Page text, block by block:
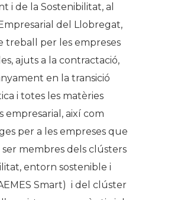
i de la Sostenibilitat, al
del Llobregat,
treball per les empreses
ajuts a la contractació,
en la transició
i totes les matèries
empresarial, així com
per a les empreses que
membres dels clústers
entorn sostenible i
Smart) i del clúster